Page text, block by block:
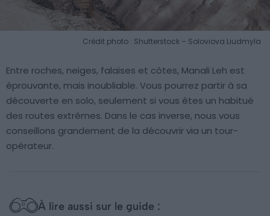
Crédit photo : Shutterstock – Soloviova Liudmyla
Entre roches, neiges, falaises et côtes, Manali Leh est
éprouvante, mais inoubliable. Vous pourrez partir à sa
découverte en solo, seulement si vous êtes un habitué
des routes extrêmes. Dans le cas inverse, nous vous
conseillons grandement de la découvrir via un tour-
opérateur.
À lire aussi sur le guide :